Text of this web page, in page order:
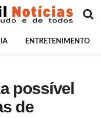
ENTRETENIMENTO
possível
de